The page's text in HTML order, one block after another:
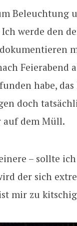
Beleuchtung
werde den
Feierabend
habe,
doch
dem Müll.
– sollte
der sich
mir zu